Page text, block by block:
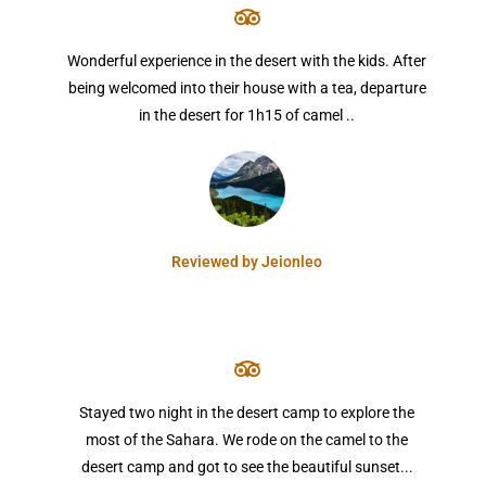
Wonderful experience in the desert with the kids. After
being welcomed into their house with a tea, departure
in the desert for 1h15 of camel ..
Reviewed by Jeionleo
Stayed two night in the desert camp to explore the
most of the Sahara. We rode on the camel to the
desert camp and got to see the beautiful sunset...